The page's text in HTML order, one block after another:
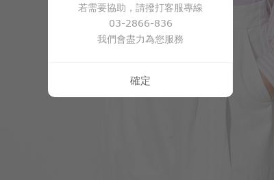
119
若需要協助，請撥打客服專線
03-2866-836
我們會盡力為您服務
確定